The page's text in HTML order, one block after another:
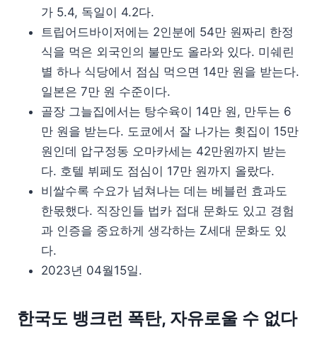
가 5.4, 독일이 4.2다.
트립어드바이저에는 2인분에 54만 원짜리 한정
식을 먹은 외국인의 불만도 올라와 있다. 미쉐린
별 하나 식당에서 점심 먹으면 14만 원을 받는다.
일본은 7만 원 수준이다.
골장 그늘집에서는 탕수육이 14만 원, 만두는 6
만 원을 받는다. 도쿄에서 잘 나가는 횟집이 15만
원인데 압구정동 오마카세는 42만원까지 받는
다. 호텔 뷔페도 점심이 17만 원까지 올랐다.
비쌀수록 수요가 넘쳐나는 데는 베블런 효과도
한몫했다. 직장인들 법카 접대 문화도 있고 경험
과 인증을 중요하게 생각하는 Z세대 문화도 있
다.
2023년 04월15일.
한국도 뱅크런 폭탄, 자유로울 수 없다